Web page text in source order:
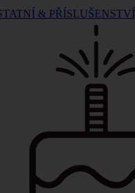
& PŘÍSLUŠENSTVÍ